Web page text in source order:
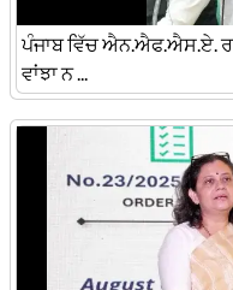
ਪੰਜਾਬ ਵਿੱਚ ਐਨ.ਐਫ.ਐਸ.ਏ.
ਵਾਂਝਾ ਨ ...